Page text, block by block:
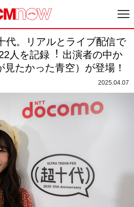
代。リアルとライブ配信で
⼈を記録︕ 出演者の中か
見たかった青空）が登場！
2025.04.07